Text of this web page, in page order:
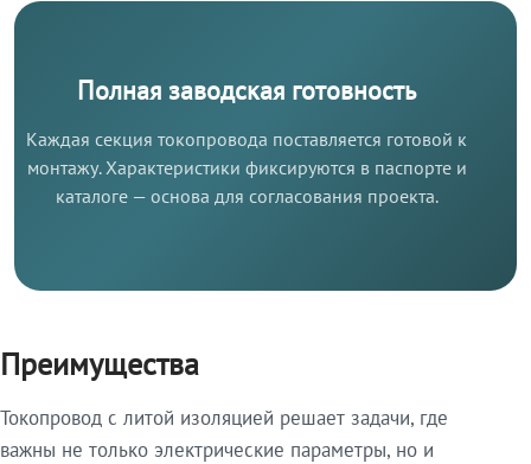
Полная заводская готовность
Каждая секция токопровода поставляется готовой к
монтажу. Характеристики фиксируются в паспорте и
каталоге — основа для согласования проекта.
Преимущества
Токопровод с литой изоляцией решает задачи, где
важны не только электрические параметры, но и